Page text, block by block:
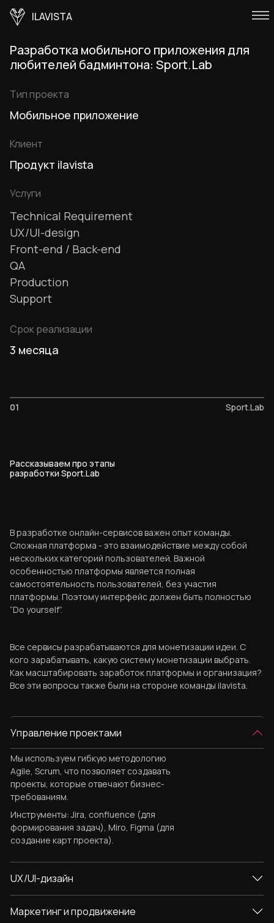
ILAVISTA
Разработка мобильного приложения для
любителей бадминтона: Sport.Lab
Тип проекта
Мобильное приложение
Клиент
Продукт ilavista
Услуги
Technical Requirement
UX/UI-design
Front-end / Back-end
QA
Production
Support
Срок реализации
3 месяца
01 Sport.Lab
Рассказываем про этапы
разработки Sport.Lab
В разработке онлайн-сервисов важен опыт команды.
Сложная платформа - это взаимодействие между собой
нескольких категорий пользователей. Важной
особенностью платформы является полная
самостоятельность пользователей, без участия
платформы. Поэтому интерфейс должен быть полностью
“Do yourself”.
Все сервисы разрабатываются для монетизации идеи. С
кого зарабатывать, какую систему монетизации выбрать.
Как масштабировать заработок платформы и организация?
Все эти вопросы также были на стороне команды ilavista.
Управление проектами
Мы используем гибкую методологию
Agile, Scrum, что позволяет создавать
проекты, которые отвечают бизнес-
требованиям.
Инструменты: Jira, confluence (для
формирования задач), Miro, Figma (для
создание карт проекта).
UX/UI-дизайн
Маркетинг и продвижение